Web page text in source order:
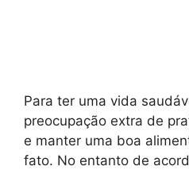
Para ter uma vida
preocupação extra de
e manter uma boa
fato. No entanto de